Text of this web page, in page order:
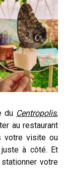
du Centropolis,
au restaurant
votre visite ou
à côté. Et
votre